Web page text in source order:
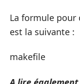
La formule pour
est la suivante :
makefile